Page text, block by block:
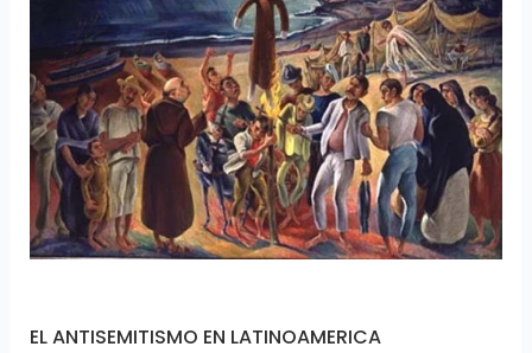
EL ANTISEMITISMO EN LATINOAMERICA